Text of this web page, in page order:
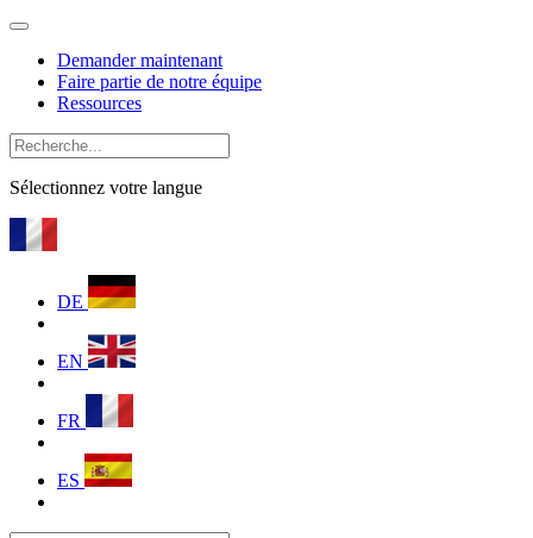
Demander maintenant
Faire partie de notre équipe
Ressources
Sélectionnez votre langue
DE
EN
FR
ES